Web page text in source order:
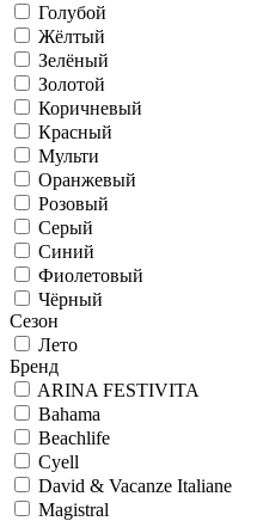
Голубой
Жёлтый
Зелёный
Золотой
Коричневый
Красный
Мульти
Оранжевый
Розовый
Серый
Синий
Фиолетовый
Чёрный
Сезон
Лето
Бренд
ARINA FESTIVITA
Bahama
Beachlife
Cyell
David & Vacanze Italiane
Magistral